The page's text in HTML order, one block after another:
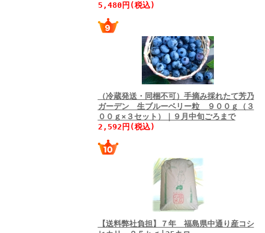
5,480円(税込)
（冷蔵発送・同梱不可）手摘み採れたて芳乃
ガーデン 生ブルーベリー粒 ９００ｇ（３
００ｇ×３セット）｜９月中旬ごろまで
2,592円(税込)
【送料弊社負担】７年 福島県中通り産コシ